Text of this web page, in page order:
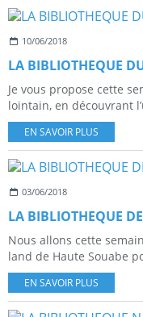
10/06/2018
LA BIBLIOTHEQUE
Je vous propose cette
lointain, en découvrant
EN SAVOIR PLUS
03/06/2018
LA BIBLIOTHEQUE
Nous allons cette
land de Haute Souabe
EN SAVOIR PLUS